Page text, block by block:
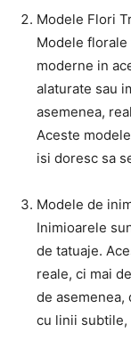
Modele Flori
Modele
moderne in
alaturate sau
asemenea,
Aceste
isi doresc sa
Modele de
Inimioarele
de tatuaje.
reale, ci mai
de
cu linii